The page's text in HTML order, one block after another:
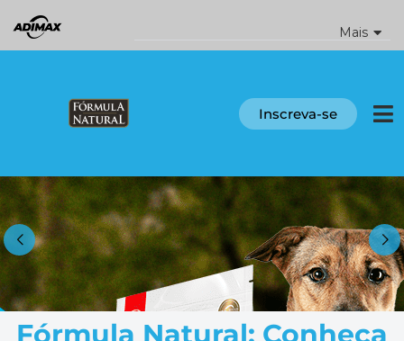
para
o
Mais
Inscreva-se
Fórmula Natural: Conheça